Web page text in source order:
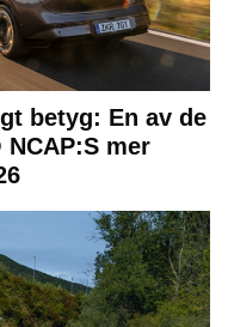
betyg: En av de
mer